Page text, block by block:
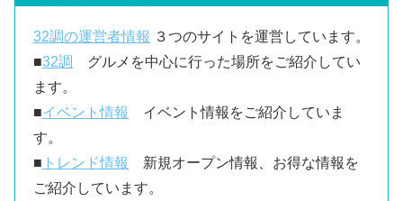
32調の運営者情報 ３つのサイトを運営しています。
■32調
グルメを中心に行った場所をご紹介してい
ます。
■イベント情報
イベント情報をご紹介していま
す。
■ トレンド情報
新規オープン情報、お得な情報を
ご紹介しています。